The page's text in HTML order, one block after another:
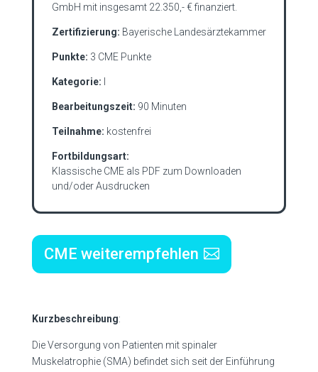
GmbH mit insgesamt 22.350,- € finanziert.
Zertifizierung: Bayerische Landesärztekammer
Punkte: 3 CME Punkte
Kategorie:
Bearbeitungszeit: 90 Minuten
Teilnahme: kostenfrei
Fortbildungsart:
Klassische CME als PDF zum Downloaden
und/oder Ausdrucken
CME weiterempfehlen
Kurzbeschreibung:
Die Versorgung von Patienten mit spinaler
Muskelatrophie (SMA) befindet sich seit der Einführung